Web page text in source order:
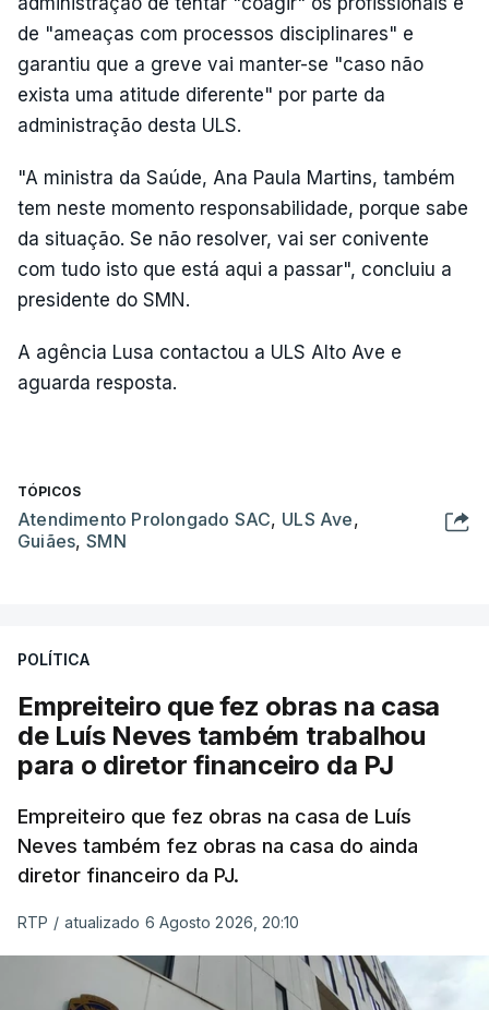
de "ameaças com processos disciplinares" e
garantiu que a greve vai manter-se "caso não
exista uma atitude diferente" por parte da
administração desta ULS.
"A ministra da Saúde, Ana Paula Martins, também
tem neste momento responsabilidade, porque sabe
da situação. Se não resolver, vai ser conivente
com tudo isto que está aqui a passar", concluiu a
presidente do SMN.
A agência Lusa contactou a ULS Alto Ave e
aguarda resposta.
TÓPICOS
Atendimento Prolongado SAC, ULS Ave,
Guiães,SMN
POLÍTICA
Empreiteiro que fez obras na casa
de Luís Neves também trabalhou
para o diretor financeiro da PJ
Empreiteiro que fez obras na casa de Luís
Neves também fez obras na casa do ainda
diretor financeiro da PJ.
RTP / atualizado 6 Agosto 2026, 20:10